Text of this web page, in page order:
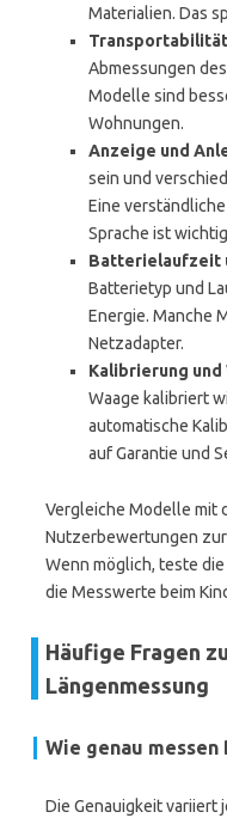
Materialien. Das
Abmessungen
Modelle sind
Wohnungen.
Anzeige und
sein und
Eine
Sprache ist
Batterielaufzeit
Batterietyp und
Energie. Manche
Netzadapter.
Kalibrierung und
Waage kalibriert
automatische
auf Garantie und
Vergleiche Modelle mit
Nutzerbewertungen zur
Wenn möglich, teste
die Messwerte beim
Häufige Fragen
Längenmessung
Wie genau messen
Die Genauigkeit variiert